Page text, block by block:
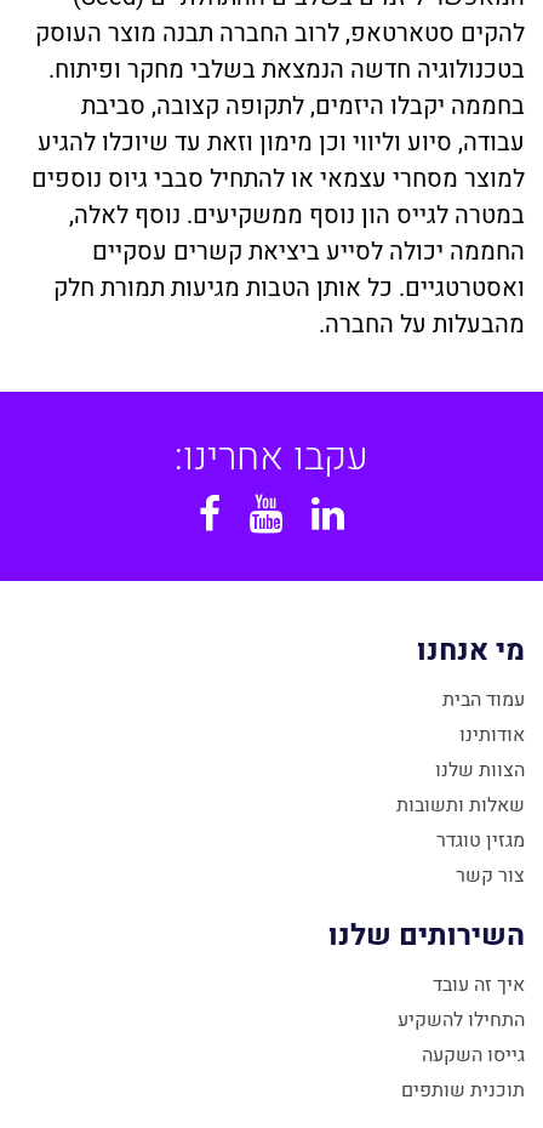
להקים סטארטאפ, לרוב החברה תבנה מוצר העוסק
בטכנולוגיה חדשה הנמצאת בשלבי מחקר ופיתוח.
בחממה יקבלו היזמים, לתקופה קצובה, סביבת
עבודה, סיוע וליווי וכן מימון וזאת עד שיוכלו להגיע
למוצר מסחרי עצמאי או להתחיל סבבי גיוס נוספים
במטרה לגייס הון נוסף ממשקיעים. נוסף לאלה,
החממה יכולה לסייע ביציאת קשרים עסקיים
ואסטרטגיים. כל אותן הטבות מגיעות תמורת חלק
מהבעלות על החברה.
עקבו אחרינו:
Linkedin
YouTube
מי אנחנו
עמוד הבית
אודותינו
הצוות שלנו
שאלות ותשובות
מגזין טוגדר
צור קשר
השירותים שלנו
איך זה עובד
התחילו להשקיע
גייסו השקעה
תוכנית שותפים